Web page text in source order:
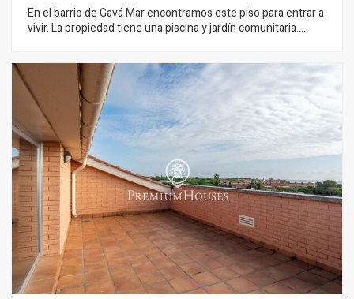
En el barrio de Gavá Mar encontramos este piso para entrar a
vivir. La propiedad tiene una piscina y jardín comunitaria.
salón-comedor, una cocina independiente y un aseo de
cortesía. El salón-comedor dispone de una chimenea y de un
acceso a una terraza acristalada con vistas despejadas a la
zona comunitaria. La zona de noche se compone de tres
habitaciones dobles. Desde la habitación principal hay un
acceso a la terraza acristalada. Hay un baño completo que da
servicio a la zona de noche. El piso dispone de un trastero y
de dos plazas de parking. El barrio de Gavá Mar se caracteriza
por ser una zona exclusiva, residencial y tranquila, donde se
puede disfrutar de unas playas y vistas espectaculares. Se
encuentra a tan solo 20 minutos del centro de Barcelona y 10
minutos del Aeropuerto Internacional El Prat. Cuenta con
prestigiosas escuelas internacionales y reconocidas
academias de Tenis.